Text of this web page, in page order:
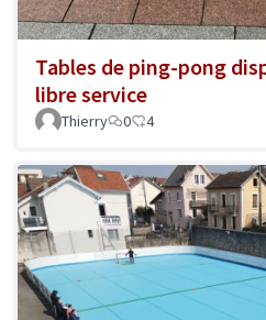
Tables de ping-pong
libre service
Thierry 0 4